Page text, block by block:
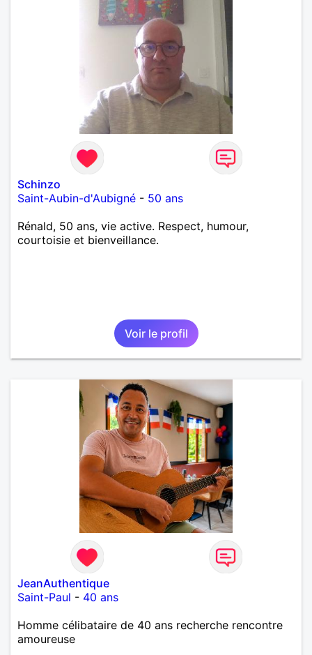
Schinzo
Saint-Aubin-d'Aubigné - 50 ans
Rénald, 50 ans, vie active. Respect, humour,
courtoisie et bienveillance.
Voir le profil
JeanAuthentique
Saint-Paul - 40 ans
Homme célibataire de 40 ans recherche rencontre
amoureuse